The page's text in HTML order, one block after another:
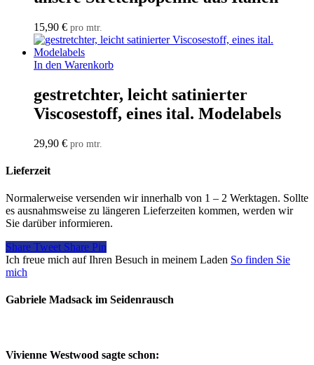
15,90 € pro mtr.
In den Warenkorb
gestretchter, leicht satinierter
Viscosestoff, eines ital. Modelabels
29,90 € pro mtr.
Lieferzeit
Normalerweise versenden wir innerhalb von 1 – 2 Werktagen. Sollte
es ausnahmsweise zu längeren Lieferzeiten kommen, werden wir
Sie darüber informieren.
Share Tweet Share Pin
Ich freue mich auf Ihren Besuch in meinem Laden So finden Sie
mich
Gabriele Madsack im Seidenrausch
Vivienne Westwood sagte schon: